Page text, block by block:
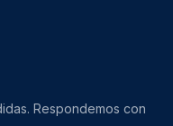
Respondemos con